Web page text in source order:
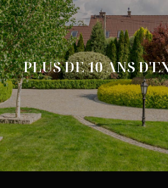
PLUS DE 10 ANS